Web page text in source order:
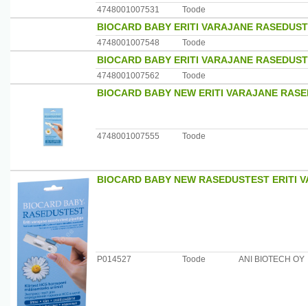
4748001007531 Toode
BIOCARD BABY ERITI VARAJANE
4748001007548 Toode
BIOCARD BABY ERITI VARAJANE
4748001007562 Toode
BIOCARD BABY NEW ERITI VARAJANE
4748001007555 Toode
BIOCARD BABY NEW RASEDUSTEST ERITI
P014527 Toode ANI BIOTECH OY